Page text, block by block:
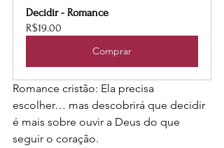
Decidir - Romance
R$19.00
Comprar
Romance cristão: Ela precisa
escolher… mas descobrirá que decidir
é mais sobre ouvir a Deus do que
seguir o coração.